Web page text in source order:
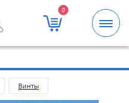
0
оптом.
Винты